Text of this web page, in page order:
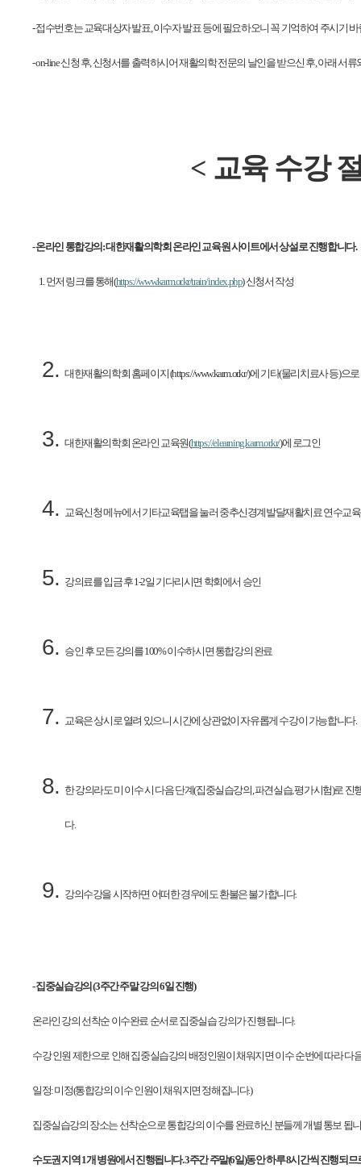
-접수번호는 교육대상자 발표, 이수자 발표 등에 필요하오니 꼭 기억하여 주시기 바
- on-line신청 후, 신청서를 출력하시어 재활의학 전문의 날인을 받으신 후, 아래 서
< 교육 수강
-온라인 통합강의:대한재활의학회 온라인 교육원 사이트에서 상설로 진행합니다.
1.먼저 링크를 통해(https://www.karm.or.kr/train/index.php)신청서 작성
대한재활의학회 홈페이지 (https://www.karm.or.kr/)에 기타(물리치료사 등)으
대한재활의학회 온라인 교육원(https://elearning.karm.or.kr/)에 로그인
교육신청 메뉴에서 기타교육탭을 눌러 중추신경계발달재활치료 연수교
강의료를 입금 후 1-2일 기다리시면 학회에서 승인
승인 후 모든 강의를 100% 이수하시면 통합강의 완료
교육은 상시로 열려 있으니 시간에 상관없이 자유롭게 수강이 가능합니다.
한 강의라도 미 이수 시 다음 단계(집중실습강의, 파견실습, 평가시험)로
다.
강의수강을 시작하면 어떠한 경우에도 환불은 불가합니다.
-집중실습강의 (3주간 주말 강의 6일 진행)
온라인 강의 선착순 이수완료 순서로 집중실습 강의가 진행됩니다.
수강 인원 제한으로 인해 집중실습강의 배정인원이 채워지면 이수 순번에 따라 다
일정: 미정(통합강의 이수 인원이 채워지면 정해집니다.)
집중실습강의 장소는 선착순으로 통합강의 이수를 완료하신 분들께 개별 통보 됩
수도권 지역 1개 병원에서 진행됩니다. 3주간 주말(6일)동안 하루 8시간씩 진행되